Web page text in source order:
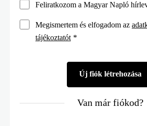
Feliratkozom a Magyar Napló
Megismertem és elfogadom az
tájékoztatót*
Van már fiókod?